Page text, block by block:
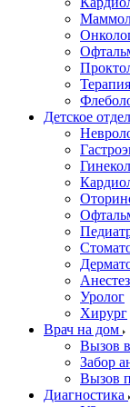
Терапия
Детское
Уролог
Хирург
Врач на дом
Вызов
Забор
Вызов
Диагностика